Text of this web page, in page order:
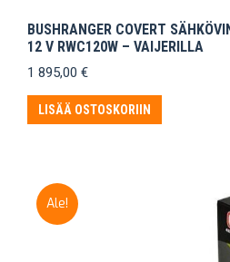
BUSHRANGER COVERT
12 V RWC120W – VAIJERILLA
1 895,00 €
LISÄÄ OSTOSKORIIN
Ale!